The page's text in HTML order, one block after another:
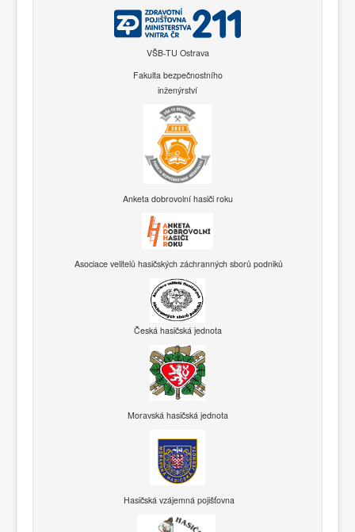
VŠB-TU Ostrava
Fakulta bezpečnostního
inženýrství
Anketa dobrovolní hasiči roku
Asociace velitelů hasičských záchranných sborů podniků
Česká hasičská jednota
Moravská hasičská jednota
Hasičská vzájemná pojišťovna